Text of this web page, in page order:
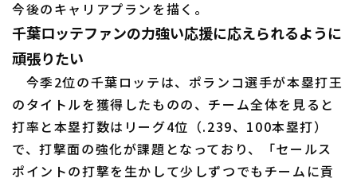
今後のキャリアプランを描く。
千葉ロッテファンの力強い応援に応えられるように
頑張りたい
今季2位の千葉ロッテは、ポランコ選手が本塁打王
のタイトルを獲得したものの、チーム全体を見ると
打率と本塁打数はリーグ4位（.239、100本塁打）
で、打撃面の強化が課題となっており、「セールス
ポイントの打撃を生かして少しずつでもチームに貢